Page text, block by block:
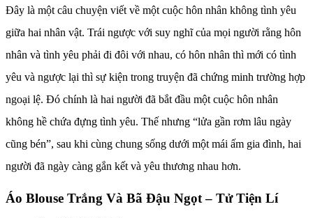
Đây là một câu chuyện viết về một cuộc hôn nhân không tình yêu
giữa hai nhân vật. Trái ngược với suy nghĩ của mọi người rằng hôn
nhân và tình yêu phải đi đôi với nhau, có hôn nhân thì mới có tình
yêu và ngược lại thì sự kiện trong truyện đã chứng minh trường hợp
ngoại lệ. Đó chính là hai người đã bắt đầu một cuộc hôn nhân
không hề chứa đựng tình yêu. Thế nhưng “lửa gần rơm lâu ngày
cũng bén”, sau khi cùng chung sống dưới một mái ấm gia đình, hai
người đã ngày càng gắn kết và yêu thương nhau hơn.
Áo Blouse Trắng Và Bã Đậu Ngọt – Tử Tiện Lí